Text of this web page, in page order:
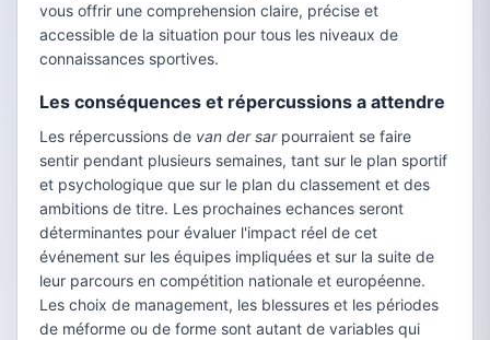
vous offrir une comprehension claire, précise et
accessible de la situation pour tous les niveaux de
connaissances sportives.
Les conséquences et répercussions a attendre
Les répercussions de van der sarpourraient se faire
sentir pendant plusieurs semaines, tant sur le plan sportif
et psychologique que sur le plan du classement et des
ambitions de titre. Les prochaines echances seront
déterminantes pour évaluer l'impact réel de cet
événement sur les équipes impliquées et sur la suite de
leur parcours en compétition nationale et européenne.
Les choix de management, les blessures et les périodes
de méforme ou de forme sont autant de variables qui